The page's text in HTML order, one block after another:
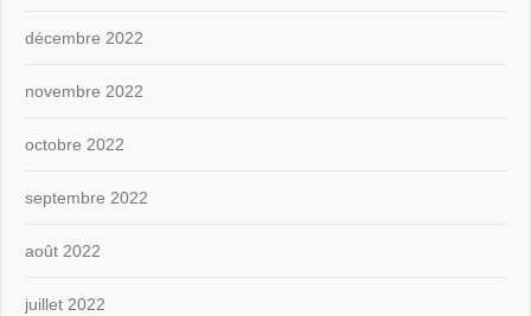
décembre 2022
novembre 2022
octobre 2022
septembre 2022
août 2022
juillet 2022